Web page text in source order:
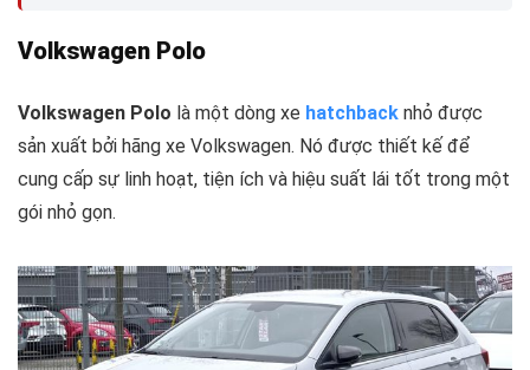
Volkswagen Polo
Volkswagen Polo là một dòng xe hatchback nhỏ được
sản xuất bởi hãng xe Volkswagen. Nó được thiết kế để
cung cấp sự linh hoạt, tiện ích và hiệu suất lái tốt trong một
gói nhỏ gọn.